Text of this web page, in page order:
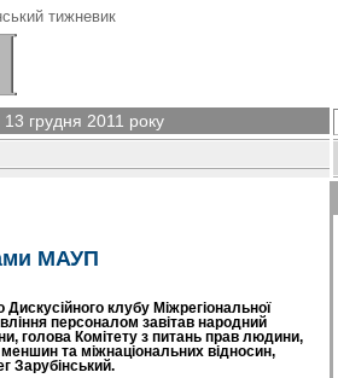
тижневик
13 грудня 2011 року
МАУП
клубу Міжрегіональної
персоналом завітав народний
голова Комітету з питань прав людини,
та міжнаціональних відносин,
Зарубінський.